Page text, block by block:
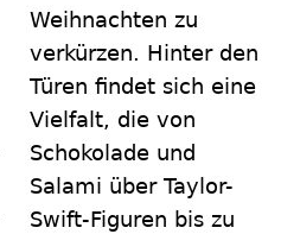
Weihnachten zu
verkürzen. Hinter den
Türen findet sich eine
Vielfalt, die von
Schokolade und
Salami über Taylor-
Swift-Figuren bis zu